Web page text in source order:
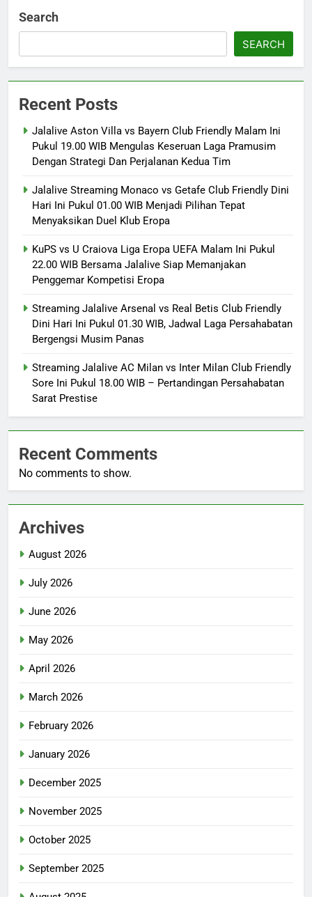
Search
SEARCH
Recent Posts
Jalalive Aston Villa vs Bayern Club Friendly Malam Ini
Pukul 19.00 WIB Mengulas Keseruan Laga Pramusim
Dengan Strategi Dan Perjalanan Kedua Tim
Jalalive Streaming Monaco vs Getafe Club Friendly Dini
Hari Ini Pukul 01.00 WIB Menjadi Pilihan Tepat
Menyaksikan Duel Klub Eropa
KuPS vs U Craiova Liga Eropa UEFA Malam Ini Pukul
22.00 WIB Bersama Jalalive Siap Memanjakan
Penggemar Kompetisi Eropa
Streaming Jalalive Arsenal vs Real Betis Club Friendly
Dini Hari Ini Pukul 01.30 WIB, Jadwal Laga Persahabatan
Bergengsi Musim Panas
Streaming Jalalive AC Milan vs Inter Milan Club Friendly
Sore Ini Pukul 18.00 WIB – Pertandingan Persahabatan
Sarat Prestise
Recent Comments
No comments to show.
Archives
August 2026
July 2026
June 2026
May 2026
April 2026
March 2026
February 2026
January 2026
December 2025
November 2025
October 2025
September 2025